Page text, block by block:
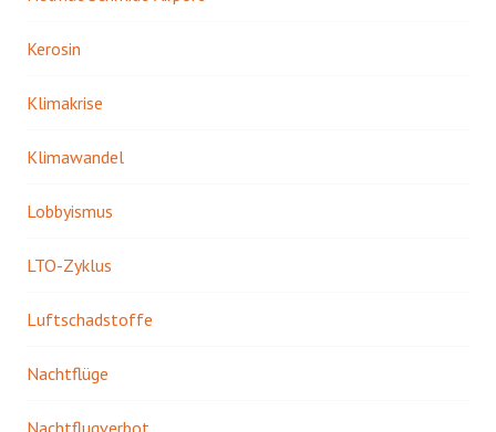
Kerosin
Klimakrise
Klimawandel
Lobbyismus
LTO-Zyklus
Luftschadstoffe
Nachtflüge
Nachtflugverbot